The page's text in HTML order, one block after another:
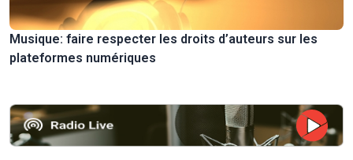
Musique: faire respecter les droits d’auteurs sur les
plateformes numériques